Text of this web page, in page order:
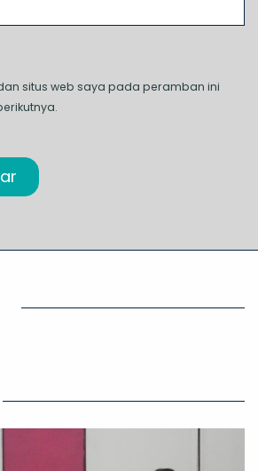
situs web saya pada peramban ini